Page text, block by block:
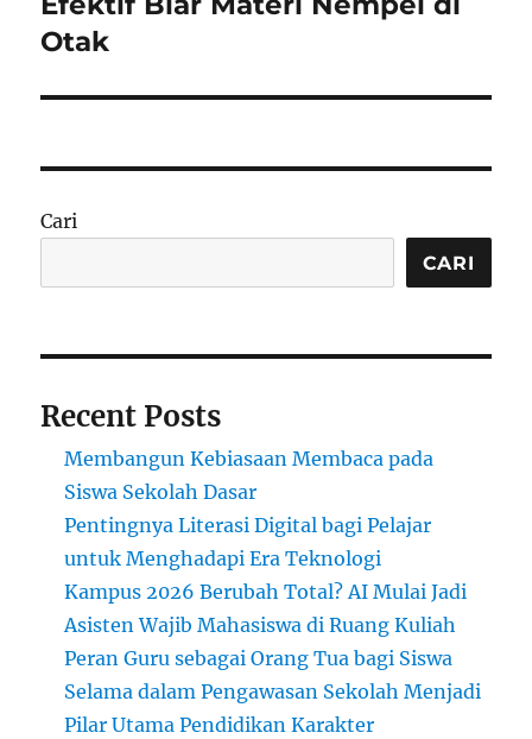
Otak
Cari
CARI
Recent Posts
Membangun Kebiasaan Membaca pada
Siswa Sekolah Dasar
Pentingnya Literasi Digital bagi Pelajar
untuk Menghadapi Era Teknologi
Kampus 2026 Berubah Total? AI Mulai Jadi
Asisten Wajib Mahasiswa di Ruang Kuliah
Peran Guru sebagai Orang Tua bagi Siswa
Selama dalam Pengawasan Sekolah Menjadi
Pilar Utama Pendidikan Karakter